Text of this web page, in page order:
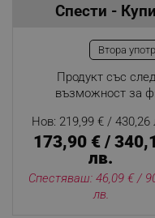
Спести -
Втора
Продукт със
възможност за
Нов: 219,99 € / 430,26
173,90 € /
лв.
Спестяваш: 46,09 € /
лв.